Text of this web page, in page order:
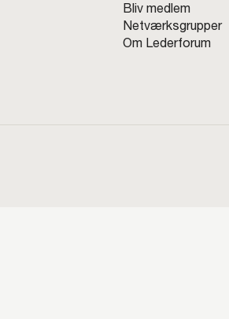
Bliv medlem
Netværksgrupper
Om Lederforum